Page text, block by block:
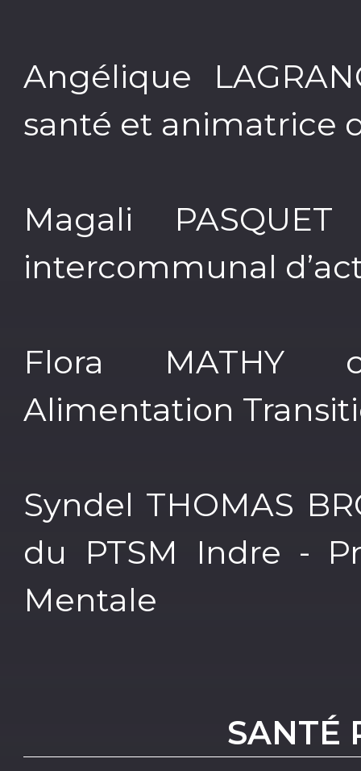
Angélique
santé et animatrice
Magali
intercommunal
Flora MATHY
Alimentation
Syndel THOMAS
du PTSM Indre -
Mentale
SANTÉ